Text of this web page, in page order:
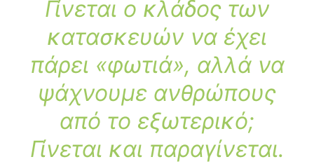
Γίνεται ο κλάδος των
κατασκευών να έχει
πάρει «φωτιά», αλλά να
ψάχνουμε ανθρώπους
από το εξωτερικό;
Γίνεται και παραγίνεται.